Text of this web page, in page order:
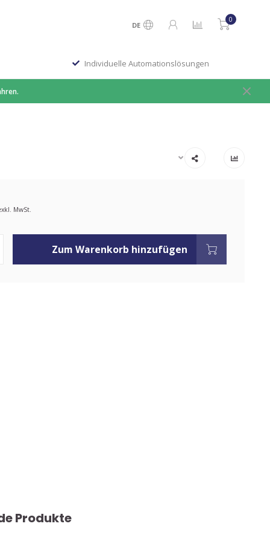
DE
0
Individuelle Automationslösungen
MwSt.
Zum Warenkorb hinzufügen
Produkte